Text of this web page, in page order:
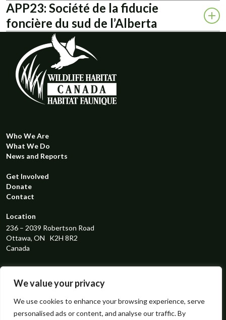
We value your privacy
We use cookies to enhance your browsing experience, serve
personalised ads or content, and analyse our traffic. By
APP23: Société de la fiducie
foncière du sud de l’Alberta
Who We Are
What We Do
News and Reports
Get Involved
Donate
Contact
Location
236 – 2039 Robertson Road
Ottawa, ON K2H 8R2
Canada
119298131RR0001
Connect with us
instagram
facebook
linkedin
x